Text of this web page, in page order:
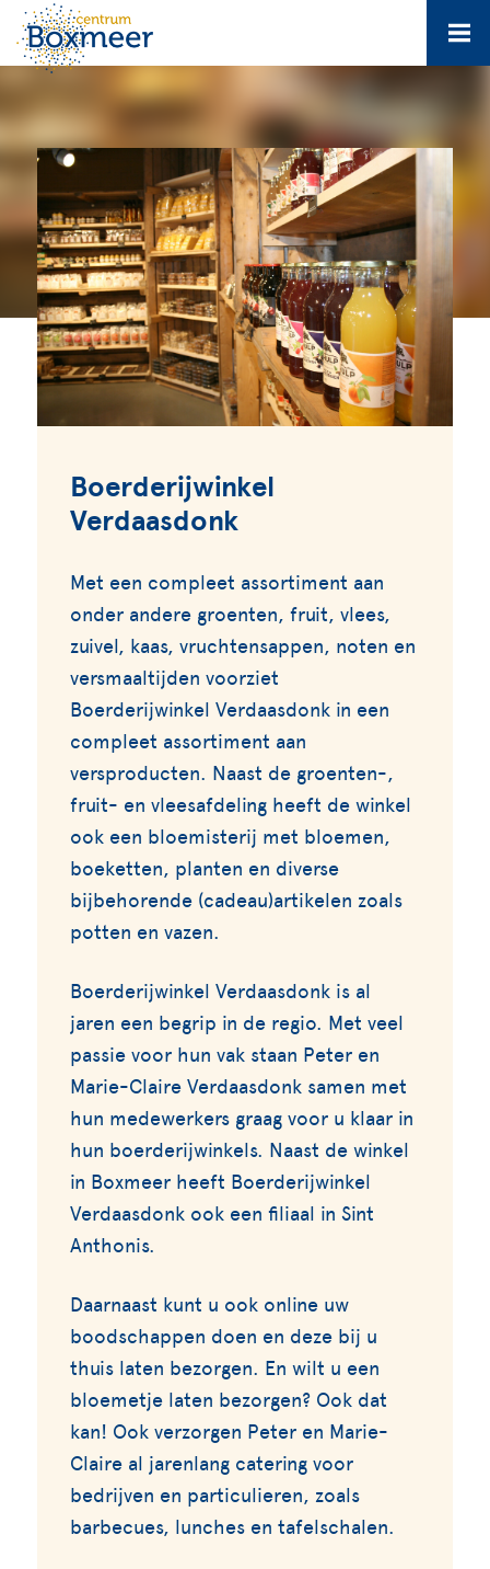
Boerderijwinkel
Verdaasdonk
Met een compleet assortiment aan
onder andere groenten, fruit, vlees,
zuivel, kaas, vruchtensappen, noten en
versmaaltijden voorziet
Boerderijwinkel Verdaasdonk in een
compleet assortiment aan
versproducten. Naast de groenten-,
fruit- en vleesafdeling heeft de winkel
ook een bloemisterij met bloemen,
boeketten, planten en diverse
bijbehorende (cadeau)artikelen zoals
potten en vazen.
Boerderijwinkel Verdaasdonk is al
jaren een begrip in de regio. Met veel
passie voor hun vak staan Peter en
Marie-Claire Verdaasdonk samen met
hun medewerkers graag voor u klaar in
hun boerderijwinkels. Naast de winkel
in Boxmeer heeft Boerderijwinkel
Verdaasdonk ook een filiaal in Sint
Anthonis.
Daarnaast kunt u ook online uw
boodschappen doen en deze bij u
thuis laten bezorgen. En wilt u een
bloemetje laten bezorgen? Ook dat
kan! Ook verzorgen Peter en Marie-
Claire al jarenlang catering voor
bedrijven en particulieren, zoals
barbecues, lunches en tafelschalen.